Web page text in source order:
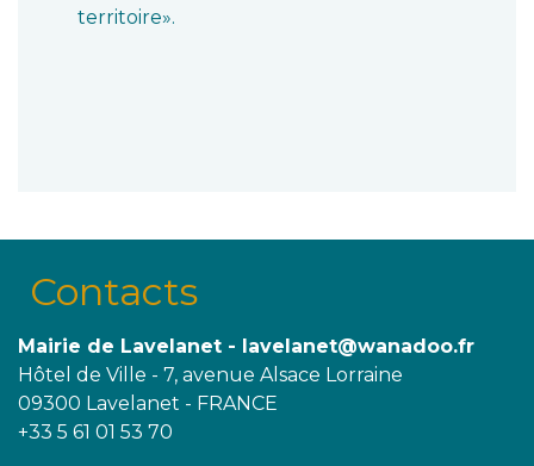
territoire».
Contacts
Mairie de Lavelanet - lavelanet@wanadoo.fr
Hôtel de Ville - 7, avenue Alsace Lorraine
09300 Lavelanet - FRANCE
+33 5 61 01 53 70